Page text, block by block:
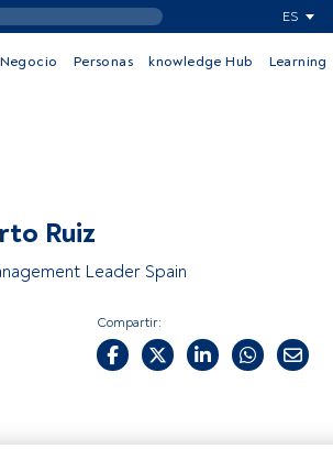
ES
Negocio Personas knowledge Hub Learning
Ruiz
Leader Spain
Compartir: